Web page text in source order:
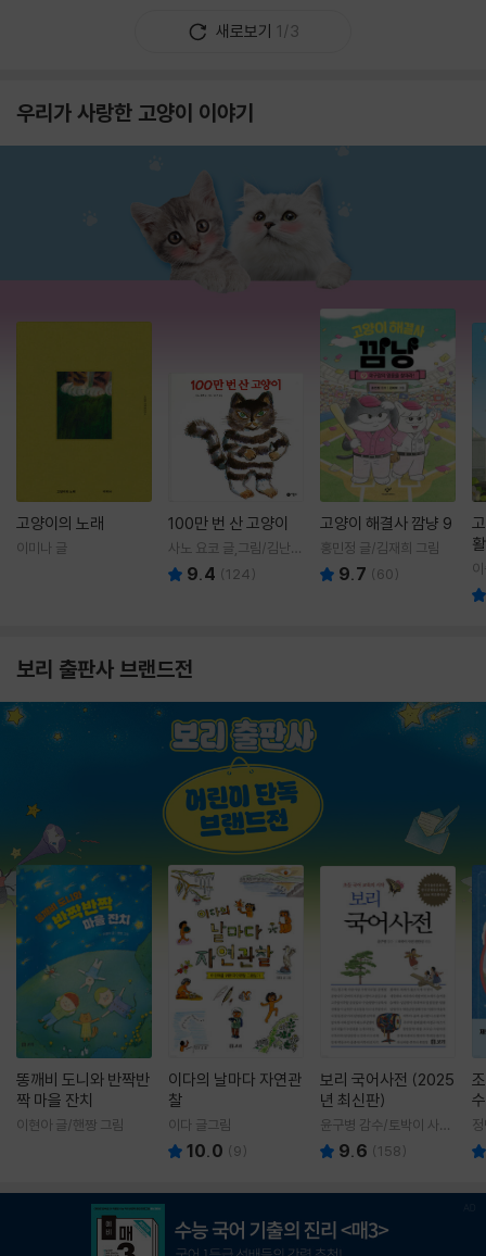
새로보기 1/3
우리가 사랑한 고양이 이야기
고양이의 노래
이미나 글
100만 번 산 고양이
사노 요코 글,그림/김난주
역 9.4 (124)
고양이 해결사 깜냥 9
홍민정 글/김재희 그림
9.7 (60)
보리 출판사 브랜드전
똥깨비 도니와 반짝반
짝 마을 잔치
이현아 글/핸짱 그림
이다의 날마다 자연관
찰
이다 글그림
10.0 (9)
보리 국어사전 (2025
년 최신판)
윤구병 감수/토박이 사전
편찬실 편
9.6 (158)